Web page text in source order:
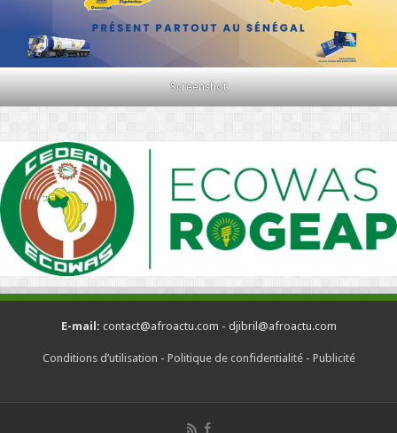
Screenshot
E-mail: contact@afroactu.com - djibril@afroactu.com
Conditions d’utilisation - Politique de confidentialité- Publicité